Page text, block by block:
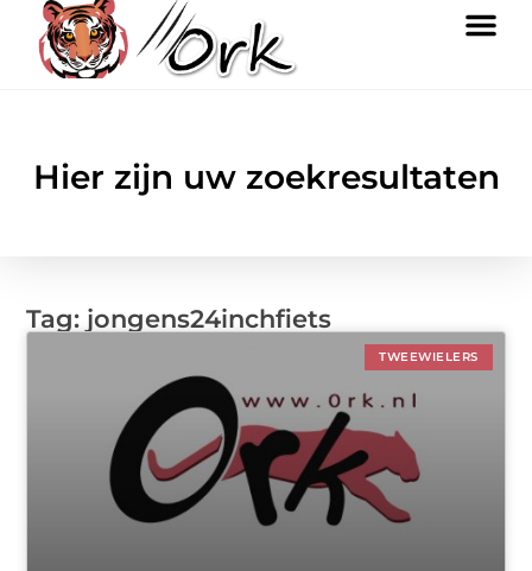
Hier zijn uw zoekresultaten
Tag: jongens24inchfiets
TWEEWIELERS